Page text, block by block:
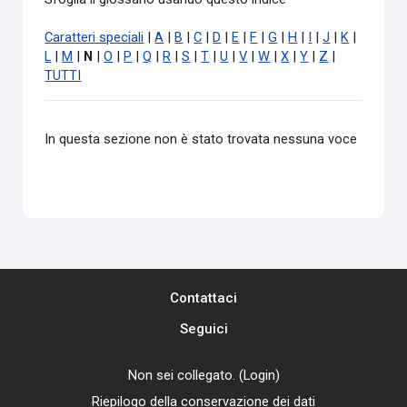
Caratteri speciali |A B |C D E F |G H |J K
L
M N |O P |Q R |S |T |U |V |W |X |Y Z
TUTTI
In questa sezione non è stato trovata nessuna voce
Contattaci
Seguici
Non sei collegato. (Login)
Riepilogo della conservazione dei dati